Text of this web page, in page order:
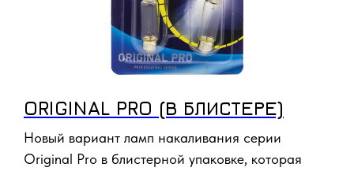
ORIGINAL PRO (В БЛИСТЕРЕ)
Новый вариант ламп накаливания серии
Original Pro в блистерной упаковке, которая